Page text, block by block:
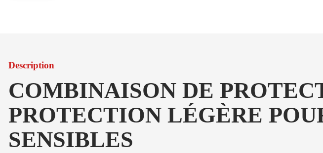
Description
COMBINAISON DE
PROTECTION LÉGÈRE
SENSIBLES